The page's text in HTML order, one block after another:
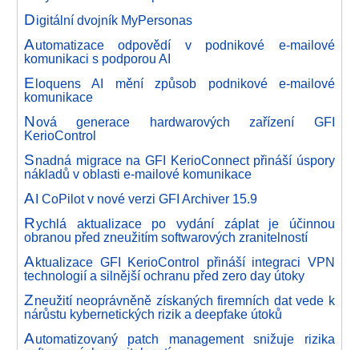
Digitální dvojník MyPersonas
Automatizace odpovědí v podnikové e-mailové
komunikaci s podporou AI
E loquens AI mění způsob podnikové e-mailové
komunikace
Nová generace hardwarových zařízení GFI
KerioControl
Snadná migrace na GFI KerioConnect přináší úspory
nákladů v oblasti e-mailové komunikace
A I CoPilot v nové verzi GFI Archiver 15.9
Rychlá aktualizace po vydání záplat je účinnou
obranou před zneužitím softwarových zranitelností
Aktualizace GFI KerioControl přináší integraci VPN
technologií a silnější ochranu před zero day útoky
Zneužití neoprávněně získaných firemních dat vede k
nárůstu kybernetických rizik a deepfake útoků
Automatizovaný patch management snižuje rizika